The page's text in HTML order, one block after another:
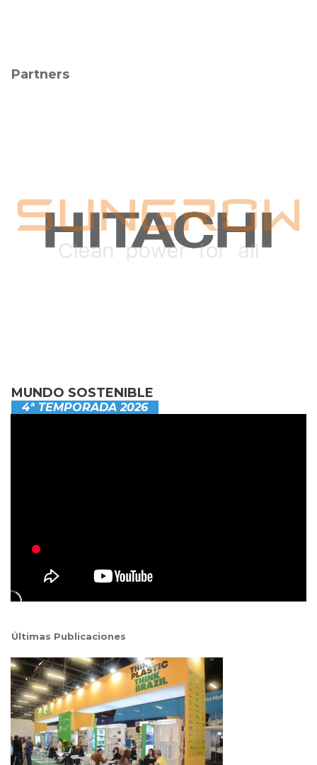
Partners
MUNDO SOSTENIBLE
4ª TEMPORADA 2026
Últimas Publicaciones